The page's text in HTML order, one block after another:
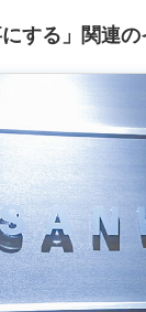
にする」関連